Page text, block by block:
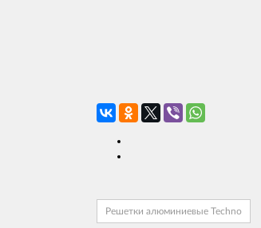
Решетки алюминиевые Techno